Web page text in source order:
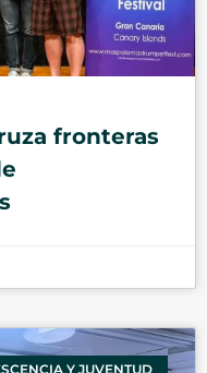
fronteras
Y JUVENTUD